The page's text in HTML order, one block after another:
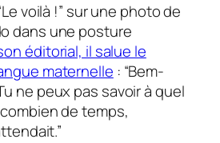
voilà !” sur une photo de
dans une posture
éditorial, il salue le
maternelle : “Bem-
ne peux pas savoir à quel
de temps,